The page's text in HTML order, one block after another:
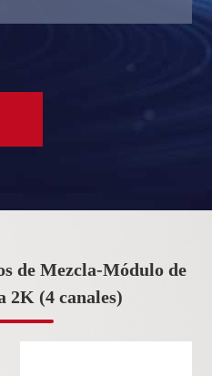
de Mezcla-Módulo de
2K (4 canales)